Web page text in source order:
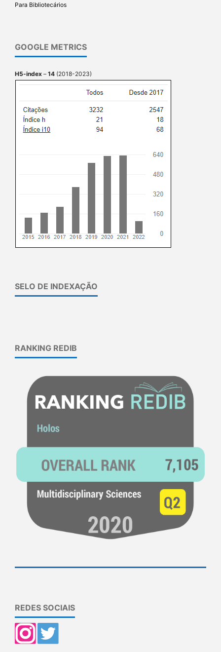
Para Bibliotecários
GOOGLE METRICS
H5-index – 14 (2018-2023)
SELO DE INDEXAÇÃO
RANKING REDIB
REDES SOCIAIS